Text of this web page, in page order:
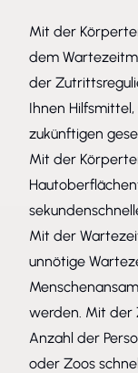
Mit der
dem
der
Ihnen
zukünftigen
Mit der
Mit der
unnötige
werden. Mit der
Anzahl der
oder Zoos